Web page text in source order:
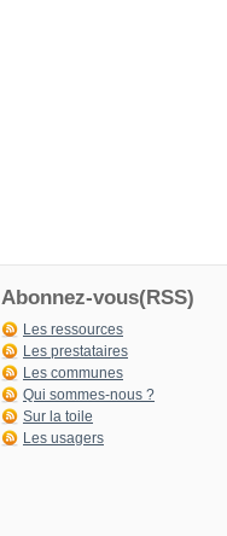
Abonnez-vous(RSS)
Les ressources
Les prestataires
Les communes
Qui sommes-nous ?
Sur la toile
Les usagers